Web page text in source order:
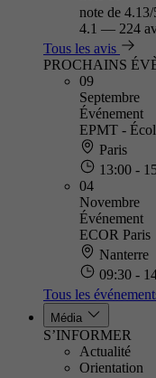
note de 4.13/
4.1 — 224
Tous les avis
PROCHAINS
09
Septembre
Événement
EPMT -
Paris
13:00 -
04
Novembre
Événement
ECOR Paris
Nanterre
09:30 -
Tous les
Média
S’INFORMER
Actualité
Orientation